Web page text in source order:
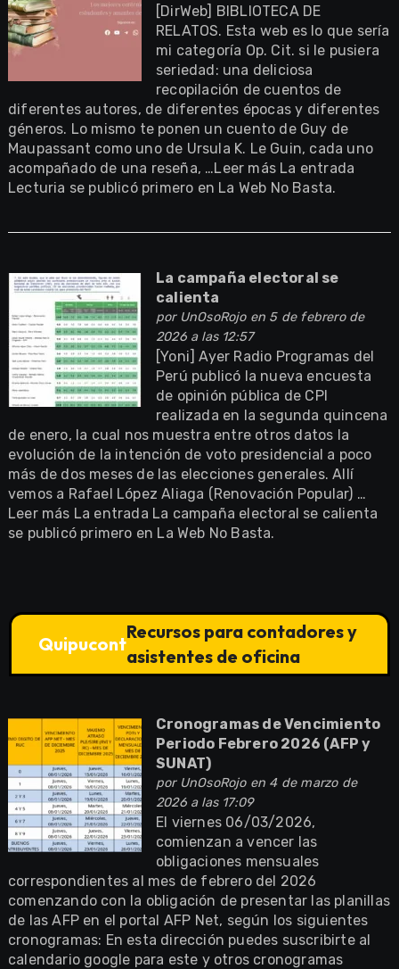
[DirWeb] BIBLIOTECA DE
RELATOS. Esta web es lo que sería
mi categoría Op. Cit. si le pusiera
seriedad: una deliciosa
recopilación de cuentos de
diferentes autores, de diferentes épocas y diferentes
géneros. Lo mismo te ponen un cuento de Guy de
Maupassant como uno de Ursula K. Le Guin, cada uno
acompañado de una reseña, …Leer más La entrada
Lecturia se publicó primero en La Web No Basta.
La campaña electoral se
calienta
por UnOsoRojoen 5 de febrero de
2026 a las 12:57
[Yoni] Ayer Radio Programas del
Perú publicó la nueva encuesta
de opinión pública de CPI
realizada en la segunda quincena
de enero, la cual nos muestra entre otros datos la
evolución de la intención de voto presidencial a poco
más de dos meses de las elecciones generales. Allí
vemos a Rafael López Aliaga (Renovación Popular) …
Leer más La entrada La campaña electoral se calienta
se publicó primero en La Web No Basta.
Quipucont
Recursos para contadores y
asistentes de oficina
Cronogramas de Vencimiento
Periodo Febrero 2026 (AFP y
SUNAT)
por UnOsoRojoen 4 de marzo de
2026 a las 17:09
El viernes 06/03/2026,
comienzan a vencer las
obligaciones mensuales
correspondientes al mes de febrero del 2026
comenzando con la obligación de presentar las planillas
de las AFP en el portal AFP Net, según los siguientes
cronogramas: En esta dirección puedes suscribirte al
calendario google para este y otros cronogramas